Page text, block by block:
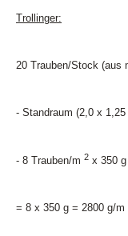
Trollinger:
20 Trauben/Stock (aus
- Standraum (2,0 x
- 8 Trauben/m 2 x 350
= 8 x 350 g = 2800 g/m